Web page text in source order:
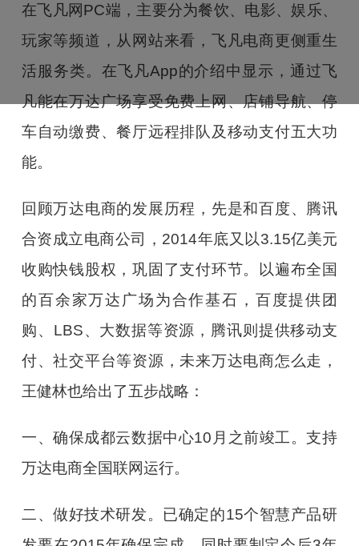
在飞凡网PC端，主要分为餐饮、电影、娱乐、
玩家等频道，从网站来看，飞凡电商更侧重生
活服务类。在飞凡App的介绍中显示，通过飞
凡能在万达广场享受免费上网、店铺导航、停
车自动缴费、餐厅远程排队及移动支付五大功
能。
回顾万达电商的发展历程，先是和百度、腾讯
合资成立电商公司，2014年底又以3.15亿美元
收购快钱股权，巩固了支付环节。以遍布全国
的百余家万达广场为合作基石，百度提供团
购、LBS、大数据等资源，腾讯则提供移动支
付、社交平台等资源，未来万达电商怎么走，
王健林也给出了五步战略：
一、确保成都云数据中心10月之前竣工。支持
万达电商全国联网运行。
二、做好技术研发。已确定的15个智慧产品研